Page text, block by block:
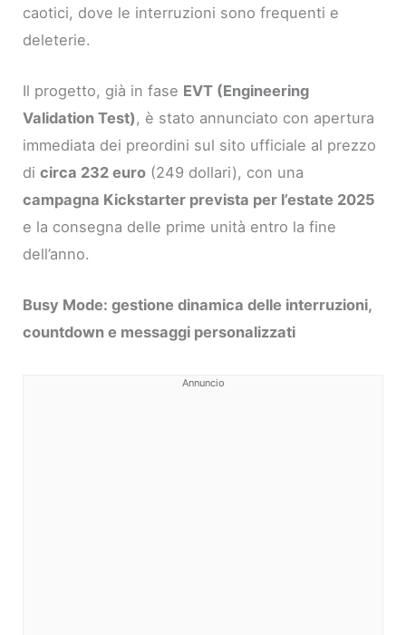
caotici, dove le interruzioni sono frequenti e
deleterie.
Il progetto, già in fase EVT (Engineering
Validation Test), è stato annunciato con apertura
immediata dei preordini sul sito ufficiale al prezzo
dicirca 232 euro (249 dollari), con una
campagna Kickstarter prevista per l’estate 2025
e la consegna delle prime unità entro la fine
dell’anno.
Busy Mode: gestione dinamica delle interruzioni,
countdown e messaggi personalizzati
Annuncio